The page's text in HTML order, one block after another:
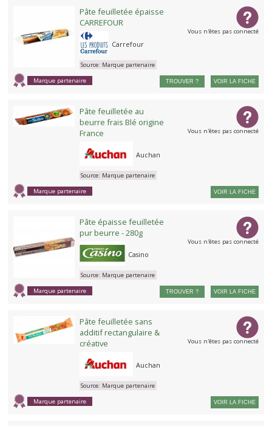
Pâte feuilletée épaisse
CARREFOUR
Carrefour
Marque partenaire
Source: Marque partenaire
TROUVER ?
Vous n'êtes pas connecté
VOIR LA FICHE
Pâte feuilletée au
beurre frais Blé origine
France
Auchan
Marque partenaire
Source: Marque partenaire
Vous n'êtes pas connecté
VOIR LA FICHE
Pâte épaisse feuilletée
pur beurre - 280g
Casino
Marque partenaire
Source: Marque partenaire
TROUVER ?
Vous n'êtes pas connecté
VOIR LA FICHE
Pâte feuilletée sans
additif rectangulaire &
créative
Auchan
Marque partenaire
Source: Marque partenaire
Vous n'êtes pas connecté
VOIR LA FICHE